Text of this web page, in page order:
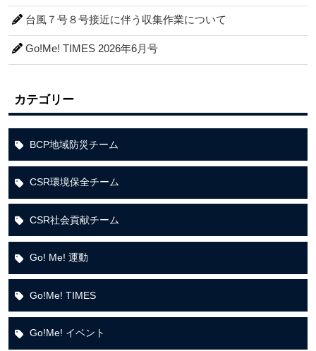
台風７号８号接近に伴う収集作業について
Go!Me! TIMES 2026年6月号
カテゴリー
BCP地域防災チーム
CSR環境保全チーム
CSR社会貢献チーム
Go! Me! 運動
Go!Me! TIMES
Go!Me! イベント